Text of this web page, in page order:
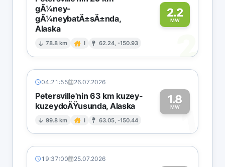
gÃ¼ney-
gÃ¼neybatÄ±sÄ±nda,
Alaska
78.8 km I 62.24, -150.93
2.2
MW
2
04:21:55 26.07.2026
Petersville'nin 63 km kuzey-
kuzeydoÄŸusunda, Alaska
99.8 km I 63.05, -150.44
1.8
MW1
19:37:00 25.07.2026